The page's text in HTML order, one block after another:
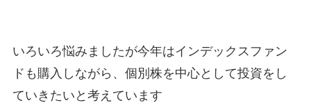
いろいろ悩みましたが今年はインデックスファン
ドも購入しながら、個別株を中心として投資をし
ていきたいと考えています